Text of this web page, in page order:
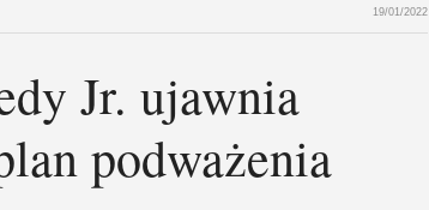
19/01/2022
Jr. ujawnia
podważenia